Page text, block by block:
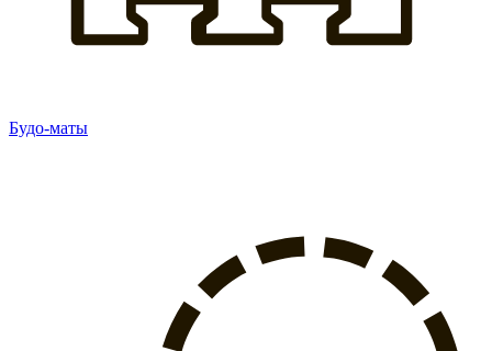
Будо-маты